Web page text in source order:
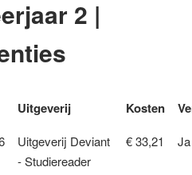
2 |
Uitgeverij Kosten
Uitgeverij Deviant
- Studiereader
€ 33,21 Ja